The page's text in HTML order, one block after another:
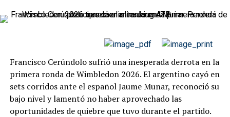
Francisco Cerúndolo sufrió una inesperada derrota en la
primera ronda de Wimbledon 2026. El argentino cayó en
sets corridos ante el español Jaume Munar, reconoció su
bajo nivel y lamentó no haber aprovechado las
oportunidades de quiebre que tuvo durante el partido.